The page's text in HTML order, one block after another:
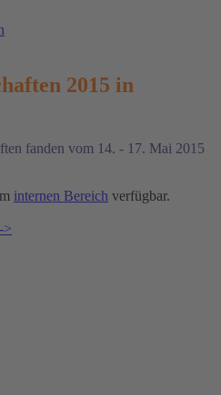
2015 in
fanden vom 14. - 17. Mai 2015
internen Bereich verfügbar.
>